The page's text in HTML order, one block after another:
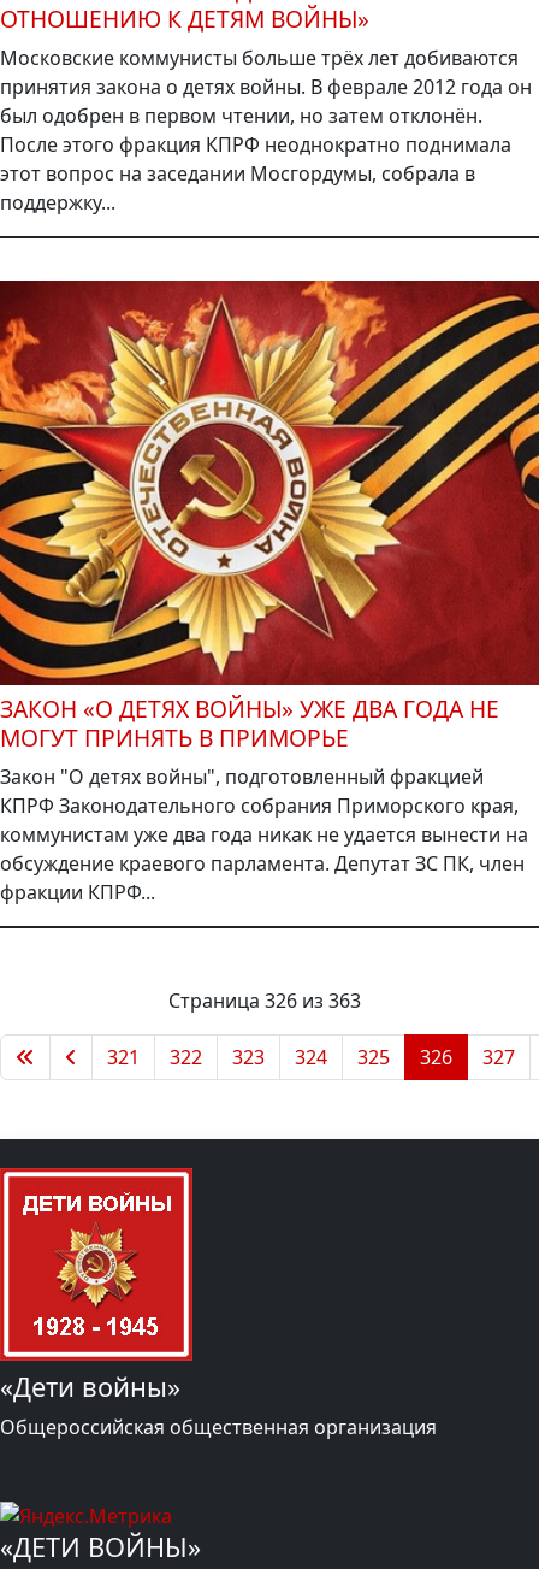
ОТНОШЕНИЮ К ДЕТЯМ ВОЙНЫ»
Московские коммунисты больше трёх лет добиваются
принятия закона о детях войны. В феврале 2012 года он
был одобрен в первом чтении, но затем отклонён.
После этого фракция КПРФ неоднократно поднимала
этот вопрос на заседании Мосгордумы, собрала в
поддержку...
ЗАКОН «О ДЕТЯХ ВОЙНЫ» УЖЕ ДВА ГОДА НЕ
МОГУТ ПРИНЯТЬ В ПРИМОРЬЕ
Закон "О детях войны", подготовленный фракцией
КПРФ Законодательного собрания Приморского края,
коммунистам уже два года никак не удается вынести на
обсуждение краевого парламента. Депутат ЗС ПК, член
фракции КПРФ...
Страница 326 из 363
321 322 323 324 325 326 327
«Дети войны»
Общероссийская общественная организация
«ДЕТИ ВОЙНЫ»